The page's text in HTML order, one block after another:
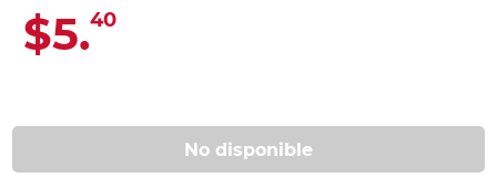
$5.40
No disponible